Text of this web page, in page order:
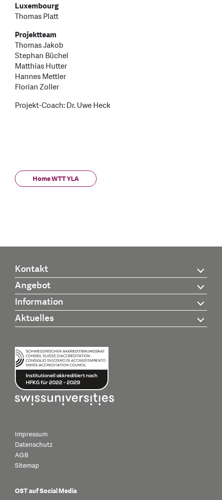
Luxembourg
Thomas Platt
Projektteam
Thomas Jakob
Stephan Büchel
Matthias Hutter
Hannes Mettler
Florian Zoller
Projekt-Coach: Dr. Uwe Heck
Home WTT YLA
Kontakt
Angebot
Information
Aktuelles
Impressum
Datenschutz
AGB
Sitemap
OST auf Social Media